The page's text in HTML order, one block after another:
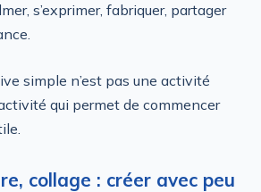
s’exprimer, fabriquer, partager
simple n’est pas une activité
qui permet de commencer
collage : créer avec peu